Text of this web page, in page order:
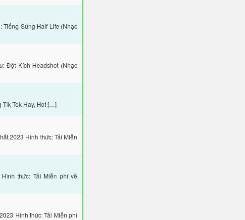
Tiếng Súng Half Life (Nhạc
Đột Kích Headshot (Nhạc
Tik Tok Hay, Hot […]
2023 Hình thức: Tải Miễn
thức: Tải Miễn phí về
Hình thức: Tải Miễn phí